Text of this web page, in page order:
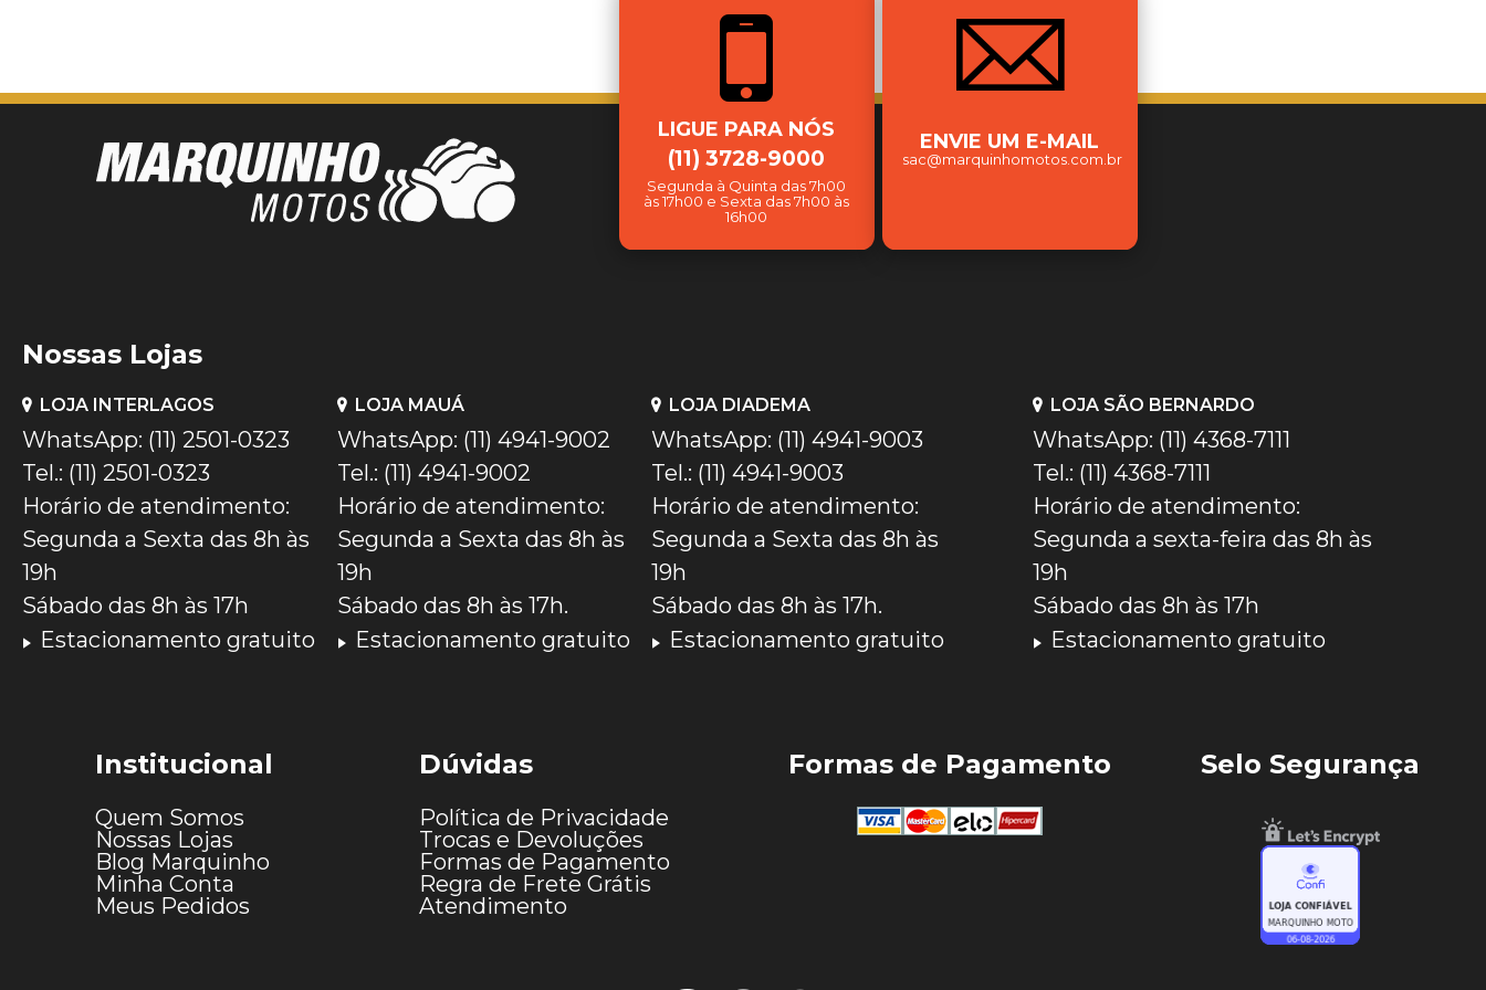
LIGUE PARA NÓS
(11) 3728-9000
Segunda à Quinta das 7h00
às 17h00 e Sexta das 7h00 às
16h00
ENVIE UM E-MAIL
sac@marquinhomotos.com.br
Nossas Lojas
LOJA INTERLAGOS
WhatsApp: (11) 2501-0323
Tel.: (11) 2501-0323
Horário de atendimento:
Segunda a Sexta das 8h às
19h
Sábado das 8h às 17h
Estacionamento gratuito
LOJA MAUÁ
WhatsApp: (11) 4941-9002
Tel.: (11) 4941-9002
Horário de atendimento:
Segunda a Sexta das 8h às
19h
Sábado das 8h às 17h.
Estacionamento gratuito
LOJA DIADEMA
WhatsApp: (11) 4941-9003
Tel.: (11) 4941-9003
Horário de atendimento:
Segunda a Sexta das 8h às
19h
Sábado das 8h às 17h.
Estacionamento gratuito
LOJA SÃO BERNARDO
WhatsApp: (11) 4368-7111
Tel.: (11) 4368-7111
Horário de atendimento:
Segunda a sexta-feira das 8h às
19h
Sábado das 8h às 17h
Estacionamento gratuito
Institucional
Quem Somos
Nossas Lojas
Blog Marquinho
Minha Conta
Meus Pedidos
Dúvidas
Política de Privacidade
Trocas e Devoluções
Formas de Pagamento
Regra de Frete Grátis
Atendimento
Formas de Pagamento Selo Segurança